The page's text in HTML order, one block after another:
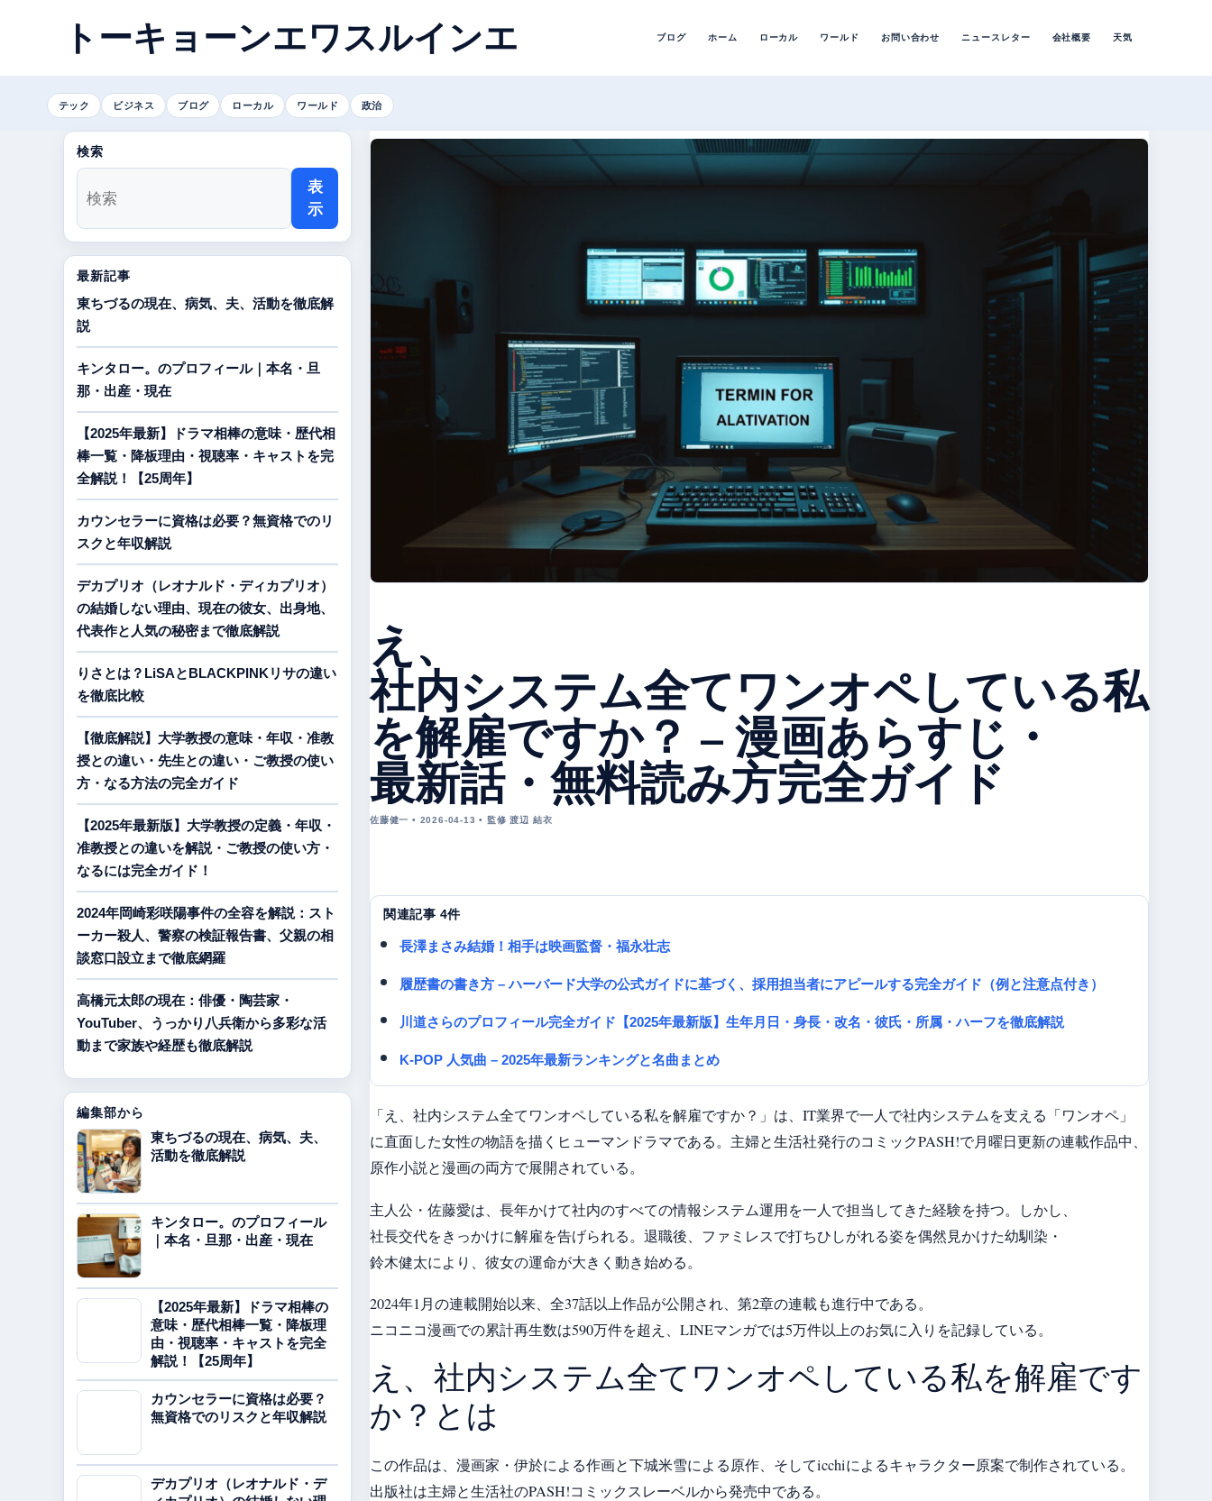
トーキョーンエワスルインエ ブログ ホーム ローカル ワールド お問い合わせ ニュースレター 会社概要 天気
テック ビジネス ブログ ローカル ワールド 政治
え、
社内システム全てワンオペしている私
を解雇ですか？ – 漫画あらすじ・
最新話・無料読み方完全ガイド
佐藤健一 • 2026-04-13 • 監修 渡辺 結衣
関連記事 4件
長澤まさみ結婚！相手は映画監督・福永壮志
履歴書の書き方 – ハーバード大学の公式ガイドに基づく、採用担当者にアピールする完全ガイド（例と注意点付き）
川道さらのプロフィール完全ガイド【2025年最新版】生年月日・身長・改名・彼氏・所属・ハーフを徹底解説
K-POP 人気曲 – 2025年最新ランキングと名曲まとめ
「え、社内システム全てワンオペしている私を解雇ですか？」は、IT業界で一人で社内システムを支える「ワンオペ」
に直面した女性の物語を描くヒューマンドラマである。主婦と生活社発行のコミックPASH!で月曜日更新の連載作品中、
原作小説と漫画の両方で展開されている。
主人公・佐藤愛は、長年かけて社内のすべての情報システム運用を一人で担当してきた経験を持つ。しかし、
社長交代をきっかけに解雇を告げられる。退職後、ファミレスで打ちひしがれる姿を偶然見かけた幼馴染・
鈴木健太により、彼女の運命が大きく動き始める。
2024年1月の連載開始以来、全37話以上作品が公開され、第2章の連載も進行中である。
ニコニコ漫画での累計再生数は590万件を超え、LINEマンガでは5万件以上のお気に入りを記録している。
え、社内システム全てワンオペしている私を解雇です
か？とは
この作品は、漫画家・伊於による作画と下城米雪による原作、そしてicchiによるキャラクター原案で制作されている。
出版社は主婦と生活社のPASH!コミックスレーベルから発売中である。
検索
表
示
最新記事
東ちづるの現在、病気、夫、活動を徹底解
説
キンタロー。のプロフィール｜本名・旦
那・出産・現在
【2025年最新】ドラマ相棒の意味・歴代相
棒一覧・降板理由・視聴率・キャストを完
全解説！【25周年】
カウンセラーに資格は必要？無資格でのリ
スクと年収解説
デカプリオ（レオナルド・ディカプリオ）
の結婚しない理由、現在の彼女、出身地、
代表作と人気の秘密まで徹底解説
りさとは？LiSAとBLACKPINKリサの違い
を徹底比較
【徹底解説】大学教授の意味・年収・准教
授との違い・先生との違い・ご教授の使い
方・なる方法の完全ガイド
【2025年最新版】大学教授の定義・年収・
准教授との違いを解説・ご教授の使い方・
なるには完全ガイド！
2024年岡崎彩咲陽事件の全容を解説：スト
ーカー殺人、警察の検証報告書、父親の相
談窓口設立まで徹底網羅
高橋元太郎の現在：俳優・陶芸家・
YouTuber、うっかり八兵衛から多彩な活
動まで家族や経歴も徹底解説
編集部から
東ちづるの現在、病気、夫、
活動を徹底解説
キンタロー。のプロフィール
｜本名・旦那・出産・現在
【2025年最新】ドラマ相棒の
意味・歴代相棒一覧・降板理
由・視聴率・キャストを完全
解説！【25周年】
カウンセラーに資格は必要？
無資格でのリスクと年収解説
デカプリオ（レオナルド・デ